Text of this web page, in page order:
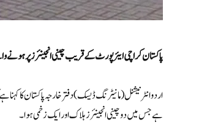
پاکستان کراچی ایئرپورٹ کے قریب چینی انجینئرز پر
اردو انٹرنیشنل (مانیٹرنگ ڈیسک)دفتر خارجہ پاکستان کا
ہے جس میں دو چینی انجینئرز ہلاک اور ایک زخمی ہوا۔